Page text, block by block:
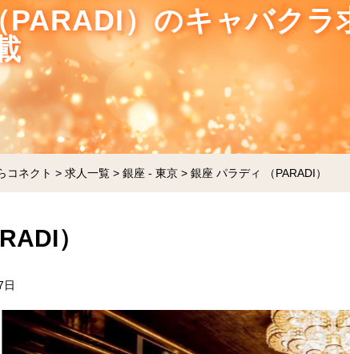
）のキャバクラ
コネクト > 求人一覧 > 銀座 - 東京 > 銀座 パラディ （PARADI）
）
日